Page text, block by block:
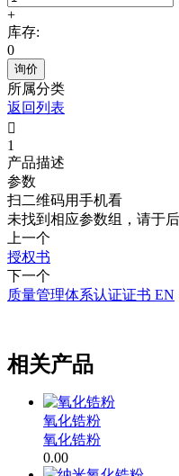
+
库存:
0
询价
所属分类
返回列表

1
产品描述
参数
扫二维码用手机看
未找到相应参数组，请于
上一个
授权书
下一个
质量管理体系认证证书 EN
相关产品
氧化锆粉
氧化锆粉
0.00